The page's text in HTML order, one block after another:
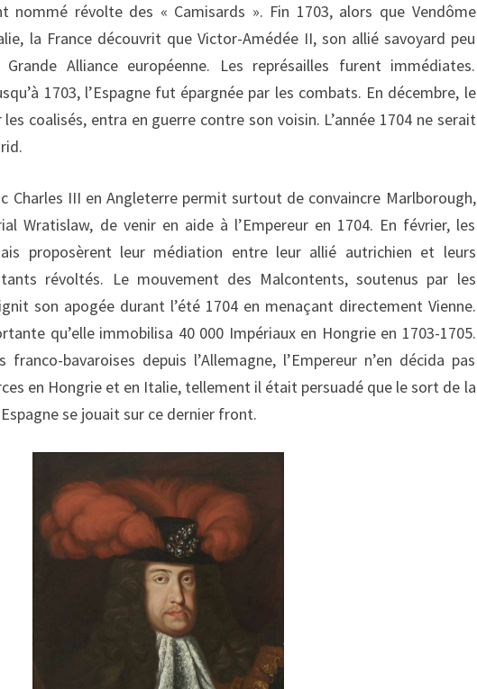
nommé révolte des « Camisards ». Fin 1703, alors que Vendôme
la France découvrit que Victor-Amédée II, son allié savoyard peu
Alliance européenne. Les représailles furent immédiates.
1703, l’Espagne fut épargnée par les combats. En décembre, le
coalisés, entra en guerre contre son voisin. L’année 1704 ne serait
Charles III en Angleterre permit surtout de convaincre Marlborough,
Wratislaw, de venir en aide à l’Empereur en 1704. En février, les
proposèrent leur médiation entre leur allié autrichien et leurs
révoltés. Le mouvement des Malcontents, soutenus par les
son apogée durant l’été 1704 en menaçant directement Vienne.
qu’elle immobilisa 40 000 Impériaux en Hongrie en 1703-1705.
franco-bavaroises depuis l’Allemagne, l’Empereur n’en décida pas
en Hongrie et en Italie, tellement il était persuadé que le sort de la
se jouait sur ce dernier front.